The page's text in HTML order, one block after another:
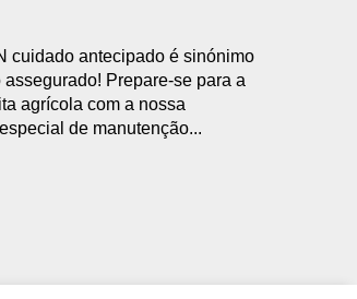
cuidado antecipado é sinónimo
assegurado! Prepare-se para a
agrícola com a nossa
de manutenção...